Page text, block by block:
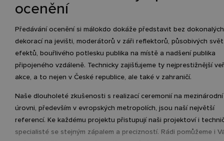
ocenění
Předávání ocenění si málokdo dokáže představit bez dokonalých
dekorací na jevišti, moderátorů v záři reflektorů, působivých
efektů, bouřlivého potlesku publika na místě a nadšení publika
připojeného vzdáleně. Technicky zajišťujeme ty nejprestižnější
akce, a to nejen v České republice, ale také v zahraničí.
Naše dlouholeté zkušenosti s realizací ceremonií na mezinárodní
úrovni, především v evropských metropolích, jsou naší největší
referencí. Ke každému projektu přistupují naši projektoví i
specialisté se stejným zápalem a precizností. Rádi pomůžeme i